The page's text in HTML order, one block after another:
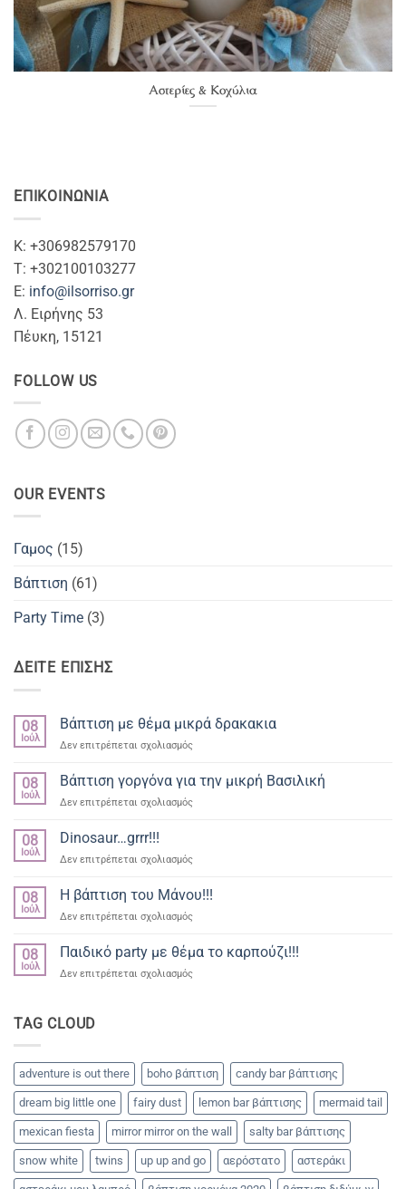
Αστερίες & Κοχύλια
ΕΠΙΚΟΙΝΩΝΊΑ
Κ: +306982579170
T: +302100103277
Ε: info@ilsorriso.gr
Λ. Ειρήνης 53
Πέυκη, 15121
FOLLOW US
OUR EVENTS
Γαμος (15)
Βάπτιση (61)
Party Time (3)
ΔΕΙΤΕ ΕΠΙΣΗΣ
08
Ιούλ
Βάπτιση με θέμα μικρά δρακακια
Δεν επιτρέπεται σχολιασμόςστο
με
θέμα
μικρά
08
Ιούλ
Βάπτιση γοργόνα για την μικρή Βασιλική
Δεν επιτρέπεται σχολιασμόςστο
την
Βασιλική
08
Ιούλ
Dinosaur…grrr!!!
Δεν επιτρέπεται σχολιασμόςστο
grrr!!!
08
Ιούλ
Η βάπτιση του Μάνου!!!
Δεν επιτρέπεται σχολιασμόςστο
βάπτιση
Μάνου!!!
08
Ιούλ
Παιδικό party με θέμα το καρπούζι!!!
Δεν επιτρέπεται σχολιασμόςστο
καρπούζι!!!
TAG CLOUD
adventure is out there boho βάπτιση candy bar βάπτισης
dream big little one fairy dust lemon bar βάπτισης mermaid tail
mexican fiesta mirror mirror on the wall salty bar βάπτισης
snow white twins up up and go αερόστατο αστεράκι